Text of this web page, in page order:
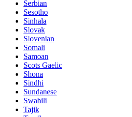
Serbian
Sesotho
Sinhala
Slovak
Slovenian
Somali
Samoan
Scots Gaelic
Shona
Sindhi
Sundanese
Swahili
Tajik